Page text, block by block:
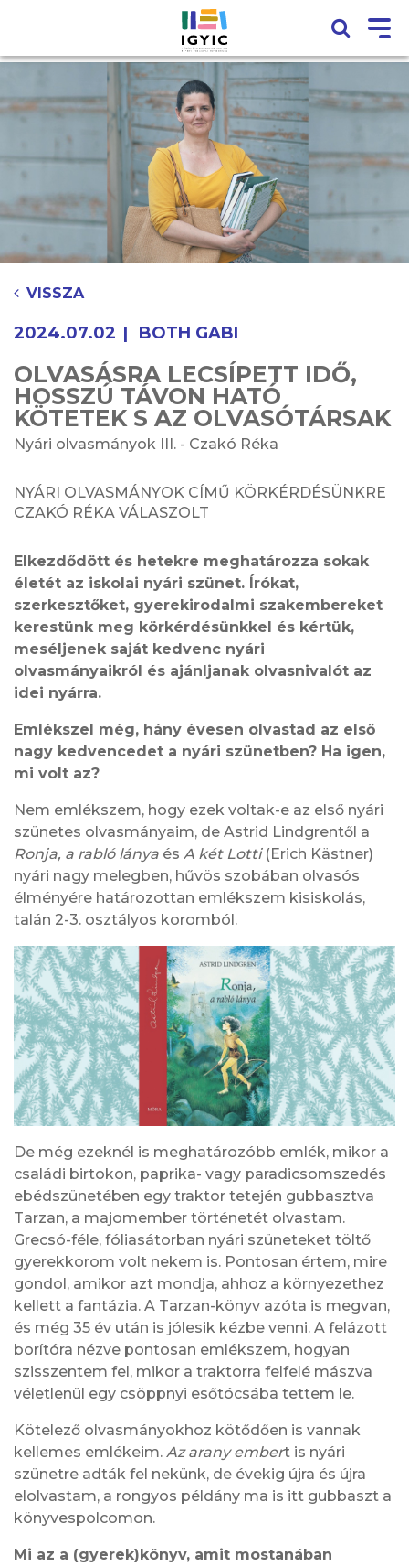
VISSZA
2024.07.02 BOTH GABI
OLVASÁSRA LECSÍPETT IDŐ,
HOSSZÚ TÁVON HATÓ
KÖTETEK S AZ OLVASÓTÁRSAK
Nyári olvasmányok III. - Czakó Réka
NYÁRI OLVASMÁNYOK CÍMŰ KÖRKÉRDÉSÜNKRE
CZAKÓ RÉKA VÁLASZOLT
Elkezdődött és hetekre meghatározza sokak
életét az iskolai nyári szünet. Írókat,
szerkesztőket, gyerekirodalmi szakembereket
kerestünk meg körkérdésünkkel és kértük,
meséljenek saját kedvenc nyári
olvasmányaikról és ajánljanak olvasnivalót az
idei nyárra.
Emlékszel még, hány évesen olvastad az első
nagy kedvencedet a nyári szünetben? Ha igen,
mi volt az?
Nem emlékszem, hogy ezek voltak-e az első nyári
szünetes olvasmányaim, de Astrid Lindgrentől a
Ronja, a rabló lánya és A két Lotti(Erich Kästner)
nyári nagy melegben, hűvös szobában olvasós
élményére határozottan emlékszem kisiskolás,
talán 2-3. osztályos koromból.
De még ezeknél is meghatározóbb emlék, mikor a
családi birtokon, paprika- vagy paradicsomszedés
ebédszünetében egy traktor tetején gubbasztva
Tarzan, a majomember történetét olvastam.
Grecsó-féle, fóliasátorban nyári szüneteket töltő
gyerekkorom volt nekem is. Pontosan értem, mire
gondol, amikor azt mondja, ahhoz a környezethez
kellett a fantázia. A Tarzan-könyv azóta is megvan,
és még 35 év után is jólesik kézbe venni. A felázott
borítóra nézve pontosan emlékszem, hogyan
szisszentem fel, mikor a traktorra felfelé mászva
véletlenül egy csöppnyi esőtócsába tettem le.
Kötelező olvasmányokhoz kötődően is vannak
kellemes emlékeim. Az arany embert is nyári
szünetre adták fel nekünk, de évekig újra és újra
elolvastam, a rongyos példány ma is itt gubbaszt a
könyvespolcomon.
Mi az a (gyerek)könyv, amit mostanában